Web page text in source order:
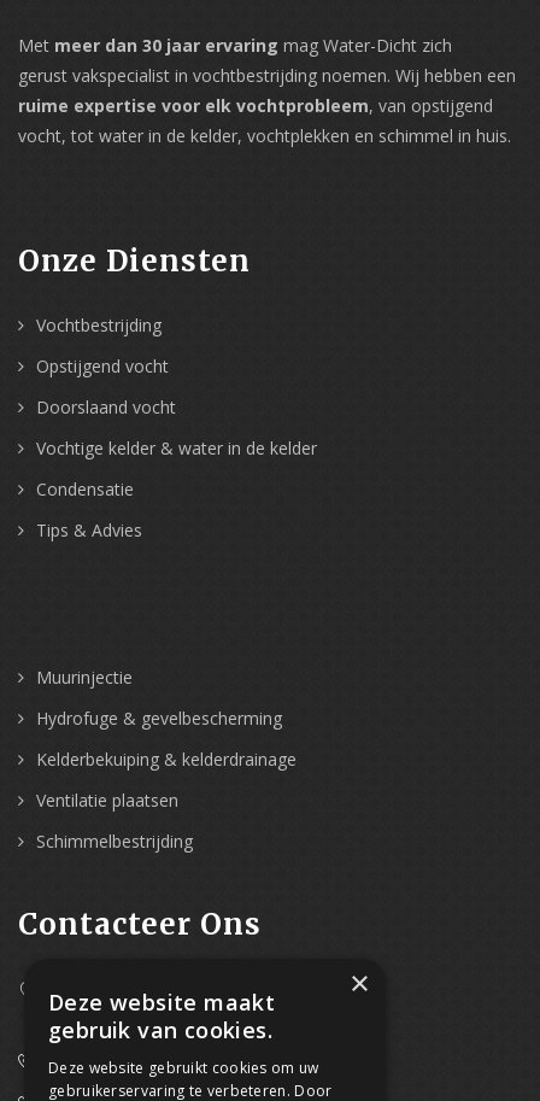
Met meer dan 30 jaar ervaring mag Water-Dicht zich
gerust vakspecialist in vochtbestrijding noemen. Wij hebben een
ruime expertise voor elk vochtprobleem, van opstijgend
vocht, tot water in de kelder, vochtplekken en schimmel in huis.
Onze Diensten
Vochtbestrijding
Opstijgend vocht
Doorslaand vocht
Vochtige kelder & water in de kelder
Condensatie
Tips & Advies
Muurinjectie
Hydrofuge & gevelbescherming
Kelderbekuiping & kelderdrainage
Ventilatie plaatsen
Schimmelbestrijding
Contacteer Ons
Westpoort 37B,
2070 Zwijndrecht
0800/61 667 (24/7 bereikbaar)
×
Deze website maakt
gebruik van cookies.
Deze website gebruikt cookies om uw
gebruikerservaring te verbeteren. Door